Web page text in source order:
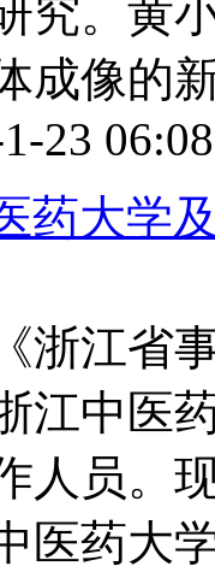
究。黄
成像的
23 06:08
药大学
浙江省
江中医
人员。
医药大